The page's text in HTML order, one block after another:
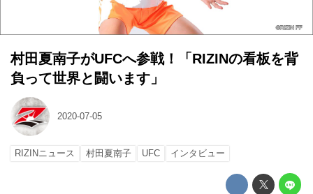
村田夏南子がUFCへ参戦！「RIZINの看板を背
負って世界と闘います」
2020-07-05
RIZINニュース 村田夏南子 UFC インタビュー